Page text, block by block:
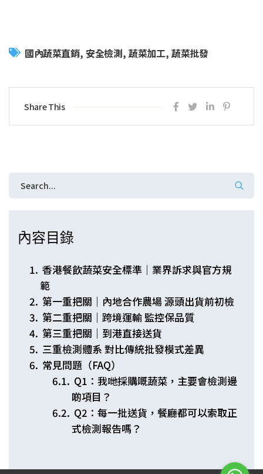
國內蔬菜直銷 安全檢測 蔬菜加工 蔬菜批發
Share This
內容目錄
香港餐飲蔬菜安全標準｜業界訴求與官方規
範
第一重把關｜內地合作農場 源頭出貨前初檢
第二重把關｜跨境運輸 監控保品質
第三重把關｜到港直接送貨
三重檢測體系 對比傳統批發模式差異
常見問題（FAQ）
Q1：我哋採購嘅蔬菜，主要會檢測邊
啲項目？
Q2：每一批送貨，餐廳都可以索取正
式檢測報告嗎？